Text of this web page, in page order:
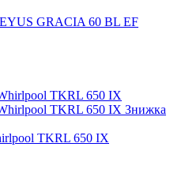
GRACIA 60 BL EF
Знижка
TKRL 650 IX